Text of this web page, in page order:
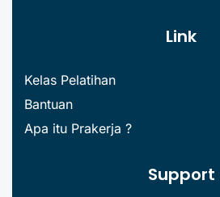
Link
Kelas Pelatihan
Bantuan
Apa itu Prakerja ?
Support